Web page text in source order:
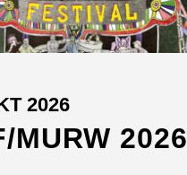
MURW 2026
2026